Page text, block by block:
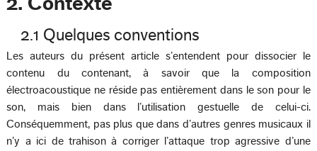
2.1 Quelques conventions
Les auteurs du présent article s’entendent pour dissocier le
contenu du contenant, à savoir que la composition
électroacoustique ne réside pas entièrement dans le son pour le
son, mais bien dans l’utilisation gestuelle de celui-ci.
Conséquemment, pas plus que dans d’autres genres musicaux il
n’y a ici de trahison à corriger l’attaque trop agressive d’une